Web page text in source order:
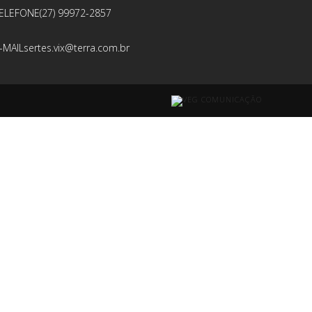
(27) 99972-2857
MAILsertes.vix@terra.com.br